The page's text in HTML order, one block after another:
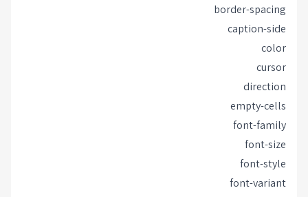
border-spacing
caption-side
color
cursor
direction
empty-cells
font-family
font-size
font-style
font-variant